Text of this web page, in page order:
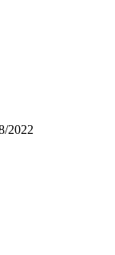
2022